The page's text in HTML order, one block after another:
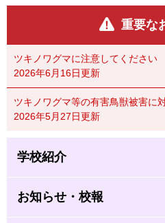
重要な
ツキノワグマに注意してください
2026年6月16日更新
ツキノワグマ等の有害鳥獣被害に
2026年5月27日更新
学校紹介
お知らせ・校報